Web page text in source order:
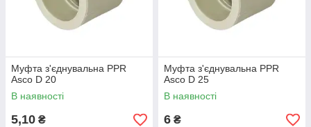
Муфта з'єднувальна PPR
Asco D 20
В наявності
5,10 ₴
Муфта з'єднувальна PPR
Asco D 25
В наявності
6 ₴